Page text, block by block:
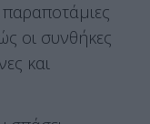
οι συνθήκες
και